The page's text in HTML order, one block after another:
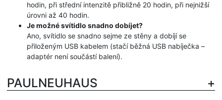
hodin, při střední intenzitě přibližně 20 hodin, při nejnižší
úrovni až 40 hodin.
Je možné svítidlo snadno dobíjet?
Ano, svítidlo se snadno sejme ze stěny a dobíjí se
přiloženým USB kabelem (stačí běžná USB nabíječka –
adaptér není součástí balení).
PAULNEUHAUS